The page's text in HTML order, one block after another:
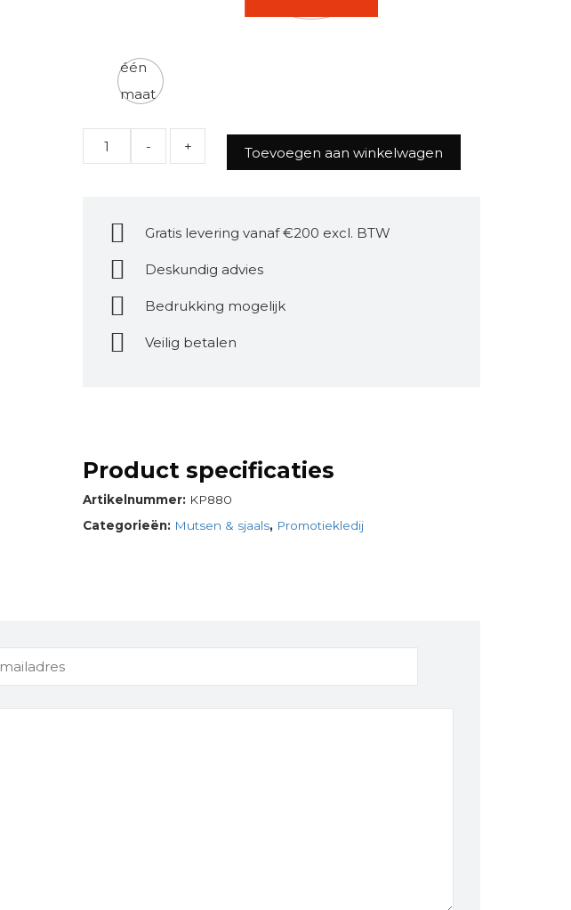
één
maat
Toevoegen aan winkelwagen
Gratis levering vanaf €200 excl. BTW
Deskundig advies
Bedrukking mogelijk
Veilig betalen
Product specificaties
Artikelnummer: KP880
Categorieën: Mutsen & sjaals, Promotiekledij